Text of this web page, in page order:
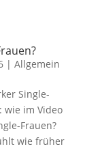
| Allgemein
Single-
wie im Video
Frauen?
wie früher